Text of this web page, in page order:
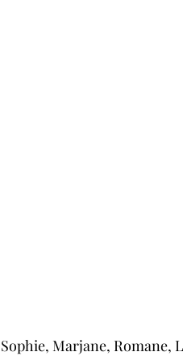
Sophie, Marjane, Romane,